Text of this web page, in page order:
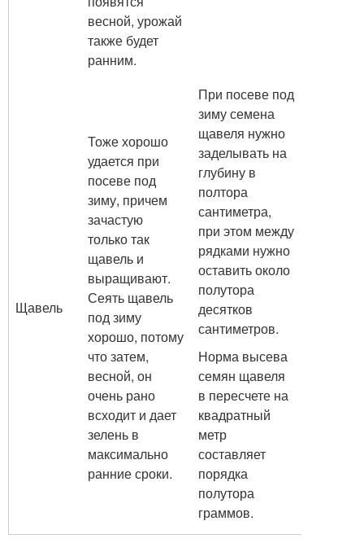
весной, урожай
также будет
ранним.
Щавель
Тоже хорошо
удается при
посеве под
зиму, причем
зачастую
только так
щавель и
выращивают.
Сеять щавель
под зиму
хорошо, потому
что затем,
весной, он
очень рано
всходит и дает
зелень в
максимально
ранние сроки.
При посеве под
зиму семена
щавеля нужно
заделывать на
глубину в
полтора
сантиметра,
при этом между
рядками нужно
оставить около
полутора
десятков
сантиметров.
Норма высева
семян щавеля
в пересчете на
квадратный
метр
составляет
порядка
полутора
граммов.